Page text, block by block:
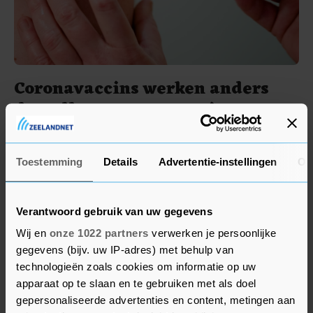
Toestemming Details Advertentie-instellingen
Verantwoord gebruik van uw gegevens
Wij en onze 1022 partners verwerken je persoonlijke
gegevens (bijv. uw IP-adres) met behulp van
technologieën zoals cookies om informatie op uw
apparaat op te slaan en te gebruiken met als doel
gepersonaliseerde advertenties en content, metingen aan
Coronavaccins werken anders
dan alle vroegere vaccins